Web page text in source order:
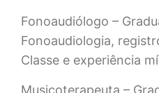
Fonoaudiólogo –
Fonoaudiologia,
Classe e experiência
Musicoterapeuta –